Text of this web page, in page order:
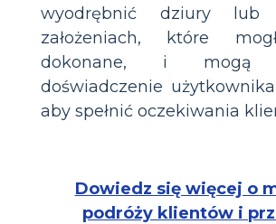
wyodrębnić dziury
założeniach, które
dokonane, i mogą
doświadczenie
aby spełnić oczekiwania
Dowiedz się więcej o
podróży klientów i